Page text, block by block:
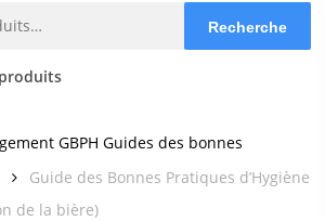
Recherche
GBPH Guides des bonnes
Guide des Bonnes Pratiques d’Hygiène
de la bière)